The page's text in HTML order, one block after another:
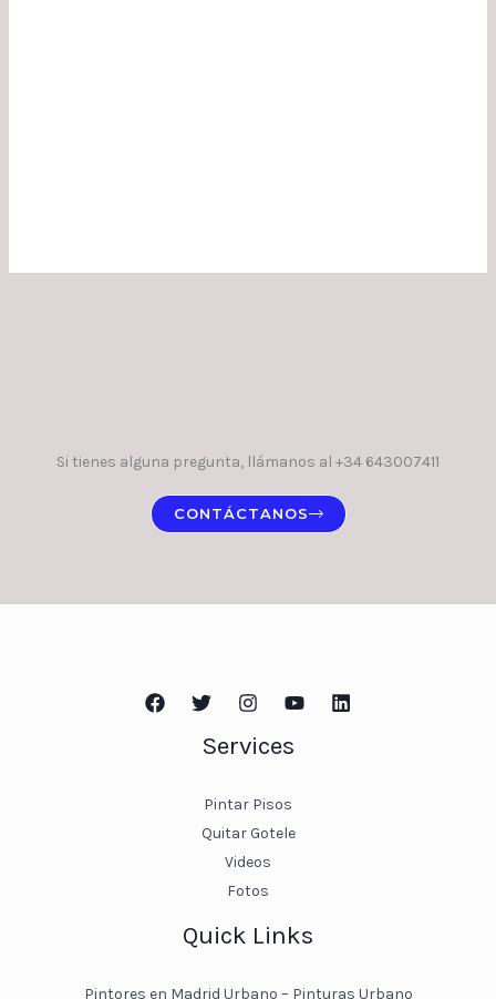
Si tienes alguna pregunta, llámanos al +34 643007411
CONTÁCTANOS
Services
Pintar Pisos
Quitar Gotele
Videos
Fotos
Quick Links
Pintores en Madrid Urbano – Pinturas Urbano